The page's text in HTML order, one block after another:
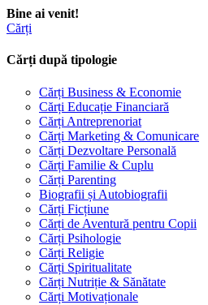
Bine ai venit!
Cărți
Cărți după tipologie
Cărți Business & Economie
Cărți Educație Financiară
Cărți Antreprenoriat
Cărți Marketing & Comunicare
Cărți Dezvoltare Personală
Cărți Familie & Cuplu
Cărți Parenting
Biografii și Autobiografii
Cărți Ficțiune
Cărți de Aventură pentru Copii
Cărți Psihologie
Cărți Religie
Cărți Spiritualitate
Cărți Nutriție & Sănătate
Cărți Motivaționale